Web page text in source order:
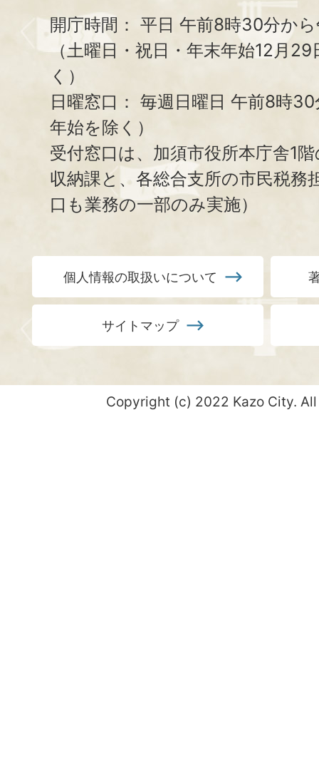
開庁時間： 平日 午前8時30分か
（土曜日・祝日・年末年始12月
く）
日曜窓口： 毎週日曜日 午前8時
年始を除く）
受付窓口は、加須市役所本庁舎1
収納課と、 各総合支所の市民税務
口も業務の一部のみ実施）
個人情報の取扱いについて
サイトマップ
Copyright (c) 2022 Kazo City.